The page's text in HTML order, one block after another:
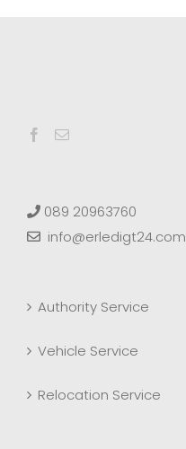
089 20963760
info@erledigt24.com
Authority Service
Vehicle Service
Relocation Service